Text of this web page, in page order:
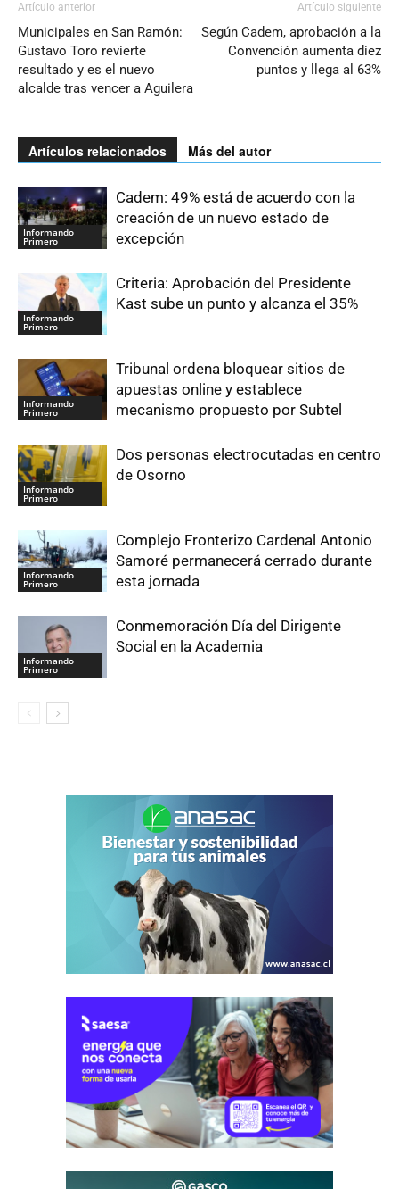
Artículo anterior
Municipales en San Ramón:
Gustavo Toro revierte
resultado y es el nuevo
alcalde tras vencer a Aguilera
Artículo siguiente
Según Cadem, aprobación a la
Convención aumenta diez
puntos y llega al 63%
Artículos relacionados Más del autor
Informando
Primero
Cadem: 49% está de acuerdo con la
creación de un nuevo estado de
excepción
Informando
Primero
Criteria: Aprobación del Presidente
Kast sube un punto y alcanza el 35%
Informando
Primero
Tribunal ordena bloquear sitios de
apuestas online y establece
mecanismo propuesto por Subtel
Informando
Primero
Dos personas electrocutadas en centro
de Osorno
Informando
Primero
Complejo Fronterizo Cardenal Antonio
Samoré permanecerá cerrado durante
esta jornada
Informando
Primero
Conmemoración Día del Dirigente
Social en la Academia